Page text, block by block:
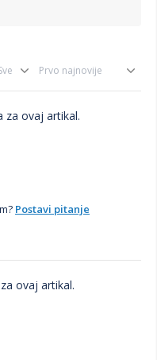
funkcije i pouzdan rad.
za ovaj artikal.
Postavi pitanje
ovaj artikal.